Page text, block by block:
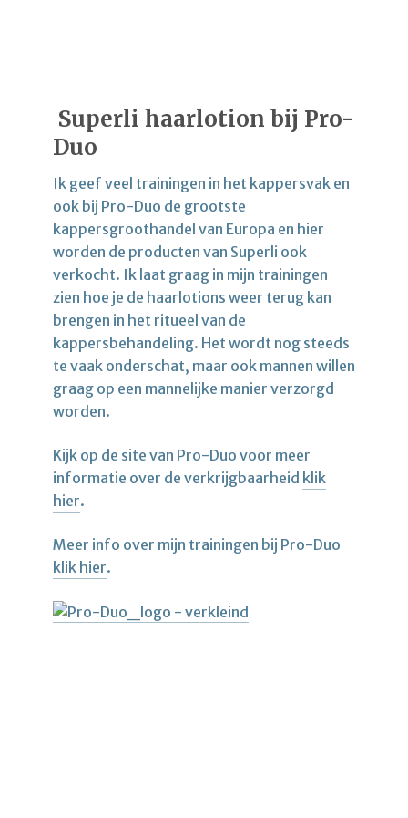
Superli haarlotion bij Pro-
Duo
Ik geef veel trainingen in het kappersvak en
ook bij Pro-Duo de grootste
kappersgroothandel van Europa en hier
worden de producten van Superli ook
verkocht. Ik laat graag in mijn trainingen
zien hoe je de haarlotions weer terug kan
brengen in het ritueel van de
kappersbehandeling. Het wordt nog steeds
te vaak onderschat, maar ook mannen willen
graag op een mannelijke manier verzorgd
worden.
Kijk op de site van Pro-Duo voor meer
informatie over de verkrijgbaarheid klik
hier.
Meer info over mijn trainingen bij Pro-Duo
klik hier.